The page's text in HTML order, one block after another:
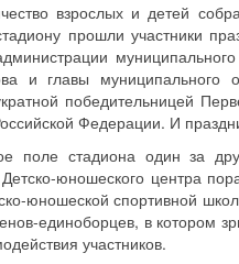
взрослых и детей
прошли участники
и главы муниципального
победительницей
Федерации. И
поле стадиона один за
Детско-юношеского центра
юношеской спортивной
единоборцев, в котором
участников.